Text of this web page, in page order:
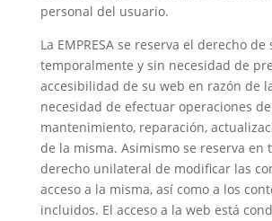
personal del usuario.
La EMPRESA se reserva el derecho
temporalmente y sin necesidad de
accesibilidad de su web en razón de
necesidad de efectuar operaciones de
mantenimiento, reparación,
de la misma. Asimismo se reserva en
derecho unilateral de modificar las
acceso a la misma, así como a los
incluidos. El acceso a la web está